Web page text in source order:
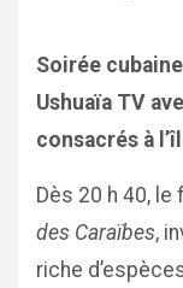
Soirée
Ushuaïa TV
consacrés à
Dès 20 h 40, le
des Caraïbes,
riche